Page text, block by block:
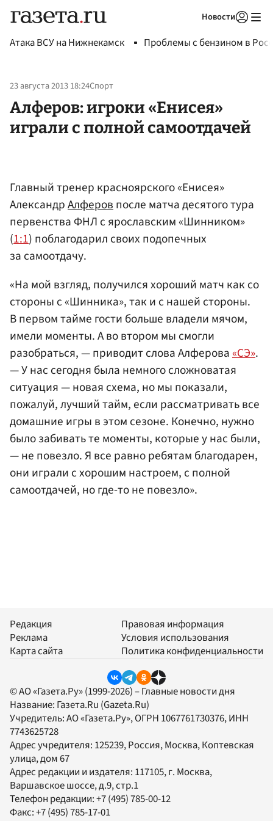
Новости
Атака ВСУ на Нижнекамск Проблемы с бензином в
23 августа 2013 18:24Спорт
Алферов: игроки «Енисея»
играли с полной самоотдачей
Главный тренер красноярского «Енисея»
АлександрАлферовпосле матча десятого тура
первенства ФНЛ с ярославским «Шинником»
(1:1) поблагодарил своих подопечных
за самоотдачу.
«На мой взгляд, получился хороший матч как со
стороны с «Шинника», так и с нашей стороны.
В первом тайме гости больше владели мячом,
имели моменты. А во втором мы смогли
разобраться, — приводит слова Алферова«СЭ».
— У нас сегодня была немного сложноватая
ситуация — новая схема, но мы показали,
пожалуй, лучший тайм, если рассматривать все
домашние игры в этом сезоне. Конечно, нужно
было забивать те моменты, которые у нас были,
— не повезло. Я все равно ребятам благодарен,
они играли с хорошим настроем, с полной
самоотдачей, но где-то не повезло».
Редакция
Реклама
Карта сайта
Правовая информация
Условия использования
Политика конфиденциальности
© АО «Газета.Ру» (1999-2026) – Главные новости дня
Название: Газета.Ru (Gazeta.Ru)
Учредитель:АО «Газета.Ру», ОГРН 1067761730376, ИНН
7743625728
Адрес учредителя: 125239, Россия, Москва, Коптевская
улица, дом 67
Адрес редакции и издателя: 117105, г. Москва,
Варшавское шоссе, д.9, стр.1
Телефон редакции:+7 (495) 785-00-12
Факс:+7 (495) 785-17-01